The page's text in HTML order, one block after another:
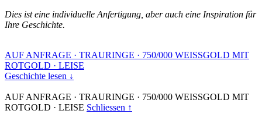
Dies ist eine individuelle Anfertigung, aber auch eine Inspiration für
Ihre Geschichte.
AUF ANFRAGE · TRAURINGE · 750/000 WEISSGOLD MIT
ROTGOLD · LEISE
Geschichte lesen ↓
AUF ANFRAGE · TRAURINGE · 750/000 WEISSGOLD MIT
ROTGOLD · LEISE Schliessen ↑